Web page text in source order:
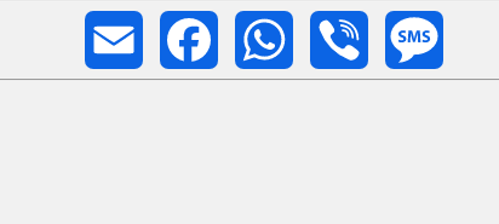
Email
Facebook WhatsApp Viber